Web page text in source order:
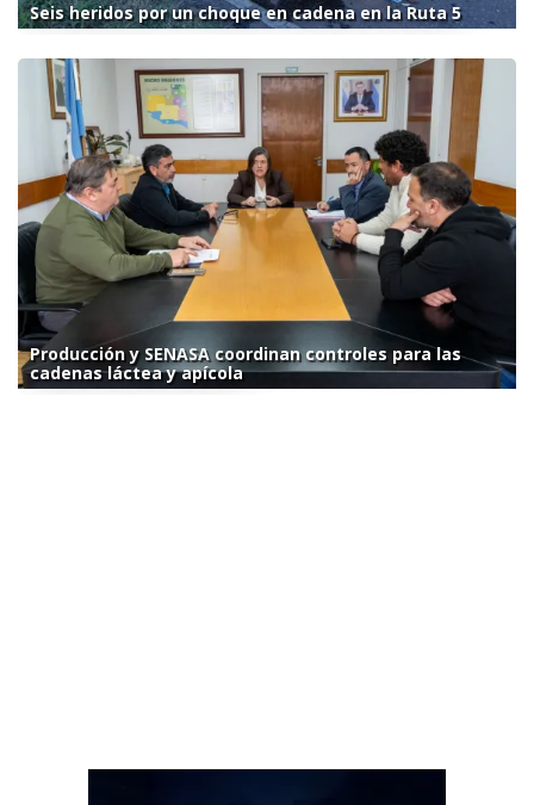
Seis heridos por un choque en cadena en la Ruta 5
Producción y SENASA coordinan controles para las
cadenas láctea y apícola